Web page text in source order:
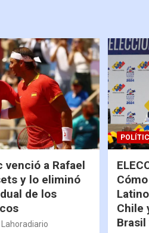
venció a Rafael
y lo eliminó
de los
Lahoradiario
Chile